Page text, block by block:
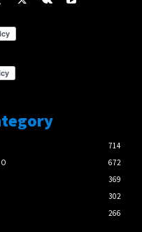
714
672
369
302
266